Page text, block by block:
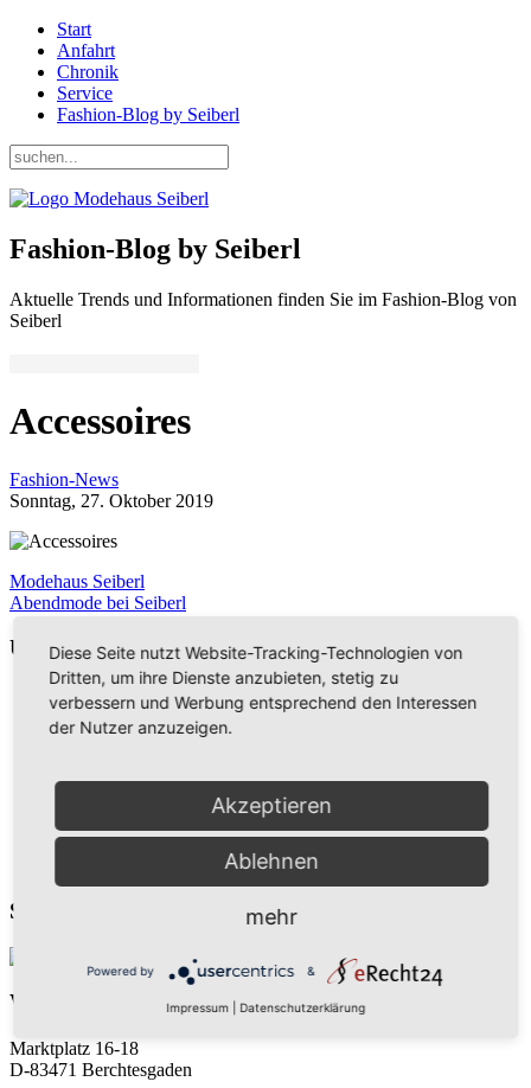
Start
Anfahrt
Chronik
Service
Fashion-Blog by Seiberl
Fashion-Blog by Seiberl
Aktuelle Trends und Informationen finden Sie im Fashion-Blog von
Seiberl
Accessoires
Fashion-News
Sonntag, 27. Oktober 2019
Modehaus Seiberl
Abendmode bei Seiberl
Unser Angebot
So finden Sie uns
Anfahrtshilfe mit Google Maps
zu Seiberl junior
Unser 5-Sterne-Service für Sie
Datenschutzerklärung
So finden Sie uns
Wir sind für Sie da
Marktplatz 16-18
D-83471 Berchtesgaden
Diese Seite nutzt Website-Tracking-Technologien von
Dritten, um ihre Dienste anzubieten, stetig zu
verbessern und Werbung entsprechend den Interessen
der Nutzer anzuzeigen.
Akzeptieren
Ablehnen
mehr
Powered by &
Impressum Datenschutzerklärung